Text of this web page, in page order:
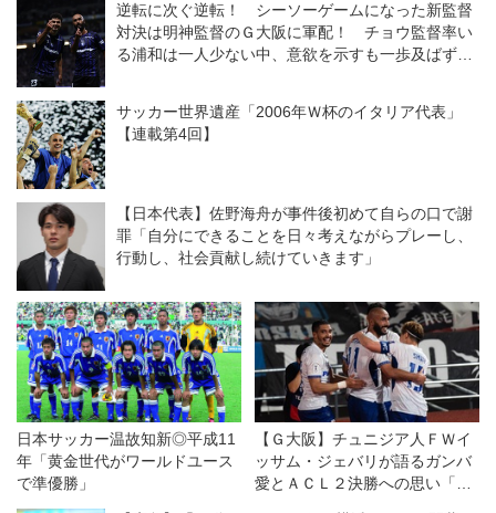
逆転に次ぐ逆転！ シーソーゲームになった新監督
対決は明神監督のＧ大阪に軍配！ チョウ監督率い
る浦和は一人少ない中、意欲を示すも一歩及ばず
サッカー世界遺産「2006年Ｗ杯のイタリア代表」
【連載第4回】
【日本代表】佐野海舟が事件後初めて自らの口で謝
罪「自分にできることを日々考えながらプレーし、
行動し、社会貢献し続けていきます」
日本サッカー温故知新◎平成11
年「黄金世代がワールドユース
で準優勝」
【Ｇ大阪】チュニジア人ＦＷイ
ッサム・ジェバリが語るガンバ
愛とＡＣＬ２決勝への思い「タ